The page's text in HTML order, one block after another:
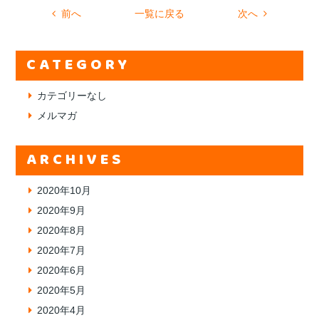
前へ 一覧に戻る 次へ
CATEGORY
カテゴリーなし
メルマガ
ARCHIVES
2020年10月
2020年9月
2020年8月
2020年7月
2020年6月
2020年5月
2020年4月